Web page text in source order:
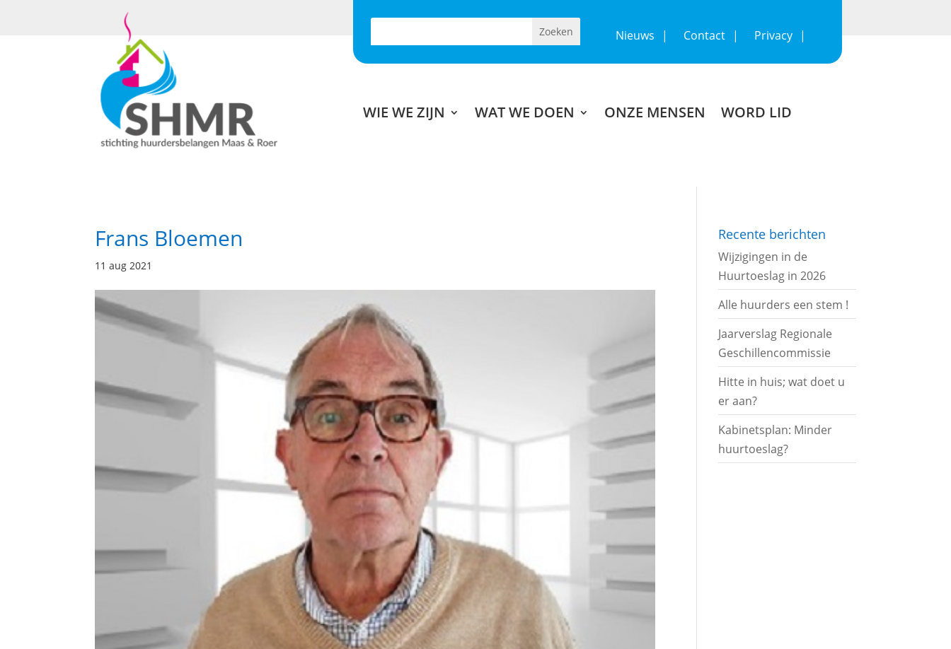
Nieuws Contact Privacy
WIE WE ZIJN WAT WE DOEN ONZE MENSEN WORD LID
Frans Bloemen
11 aug 2021
Recente berichten
Wijzigingen in de
Huurtoeslag in 2026
Alle huurders een stem !
Jaarverslag Regionale
Geschillencommissie
Hitte in huis; wat doet u
er aan?
Kabinetsplan: Minder
huurtoeslag?